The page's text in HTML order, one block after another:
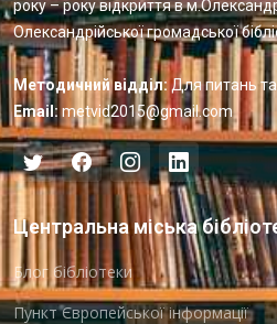
року – року відкриття в
Олександрійської громадської
Методичний відділ: Для питань
Email: metvid2015@gmail.com
Центральна міська
Блог бібліотеки
Пункт Європейської інформації